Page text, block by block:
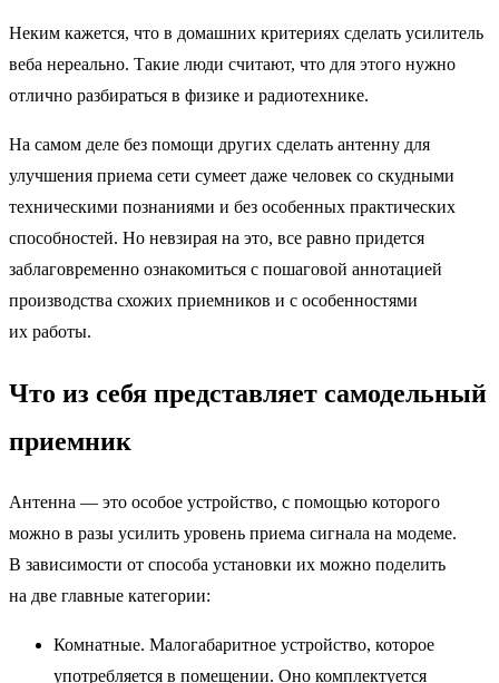
Неким кажется, что в домашних критериях сделать усилитель
веба нереально. Такие люди считают, что для этого нужно
отлично разбираться в физике и радиотехнике.
На самом деле без помощи других сделать антенну для
улучшения приема сети сумеет даже человек со скудными
техническими познаниями и без особенных практических
способностей. Но невзирая на это, все равно придется
заблаговременно ознакомиться с пошаговой аннотацией
производства схожих приемников и с особенностями
их работы.
Что из себя представляет самодельный
приемник
Антенна — это особое устройство, с помощью которого
можно в разы усилить уровень приема сигнала на модеме.
В зависимости от способа установки их можно поделить
на две главные категории:
Комнатные. Малогабаритное устройство, которое
употребляется в помещении. Оно комплектуется